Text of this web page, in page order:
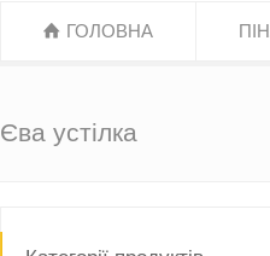
ГОЛОВНА
Єва устілка